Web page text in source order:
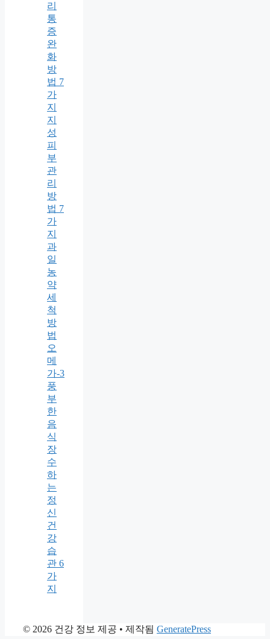
리
통
증
완
화
방
법 7
가
지
지
성
피
부
관
리
방
법 7
가
지
과
일
농
약
세
척
방
법
오
메
가-3
풍
부
한
음
식
장
수
하
는
정
신
건
강
습
관 6
가
지
© 2026 건강 정보 제공 • 제작됨 GeneratePress